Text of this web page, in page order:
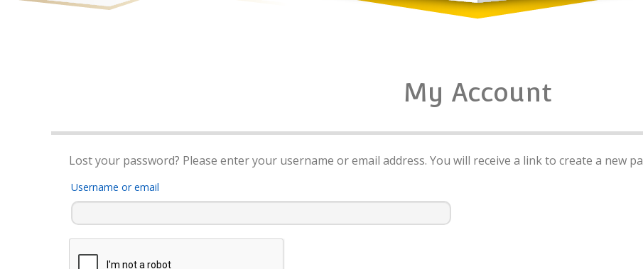
My Account
Lost your password? Please enter your username or email address. You will receive a link to create a new
Username or email